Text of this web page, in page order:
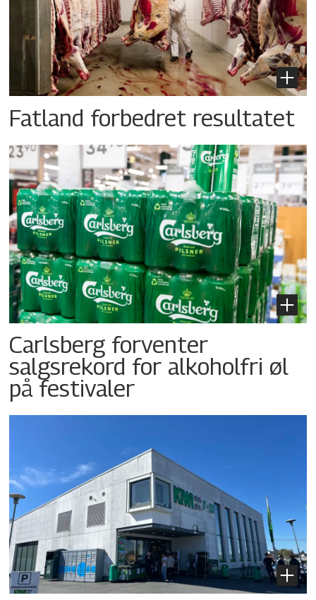
Fatland forbedret resultatet
Carlsberg forventer
salgsrekord for alkoholfri øl
på festivaler